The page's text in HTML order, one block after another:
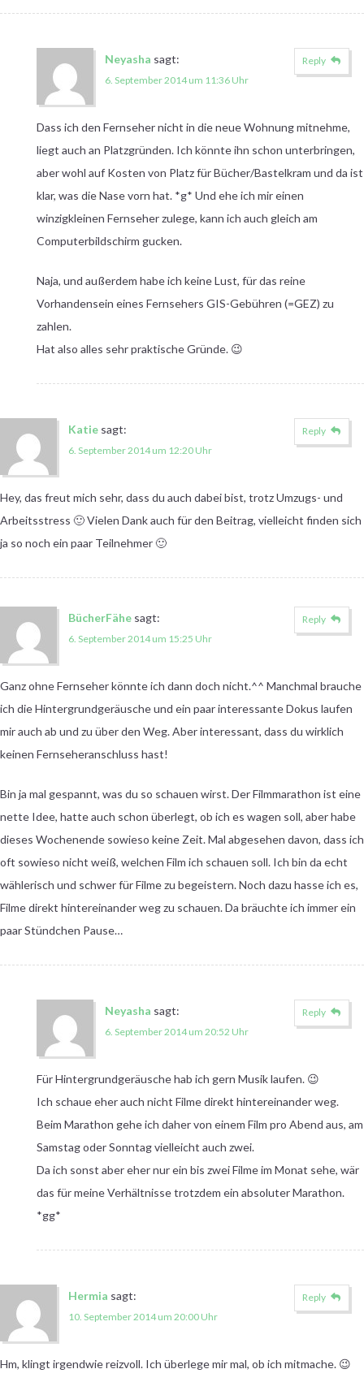
Neyasha sagt:
6. September 2014 um 11:36 Uhr
Dass ich den Fernseher nicht in die neue Wohnung mitnehme,
liegt auch an Platzgründen. Ich könnte ihn schon unterbringen,
aber wohl auf Kosten von Platz für Bücher/Bastelkram und da ist
klar, was die Nase vorn hat. *g* Und ehe ich mir einen
winzigkleinen Fernseher zulege, kann ich auch gleich am
Computerbildschirm gucken.
Naja, und außerdem habe ich keine Lust, für das reine
Vorhandensein eines Fernsehers GIS-Gebühren (=GEZ) zu
zahlen.
Hat also alles sehr praktische Gründe. 😉
Reply
Katie sagt:
6. September 2014 um 12:20 Uhr
Hey, das freut mich sehr, dass du auch dabei bist, trotz Umzugs- und
Arbeitsstress 🙂 Vielen Dank auch für den Beitrag, vielleicht finden sich
ja so noch ein paar Teilnehmer 🙂
Reply
BücherFähe sagt:
6. September 2014 um 15:25 Uhr
Ganz ohne Fernseher könnte ich dann doch nicht.^^ Manchmal brauche
ich die Hintergrundgeräusche und ein paar interessante Dokus laufen
mir auch ab und zu über den Weg. Aber interessant, dass du wirklich
keinen Fernseheranschluss hast!
Bin ja mal gespannt, was du so schauen wirst. Der Filmmarathon ist eine
nette Idee, hatte auch schon überlegt, ob ich es wagen soll, aber habe
dieses Wochenende sowieso keine Zeit. Mal abgesehen davon, dass ich
oft sowieso nicht weiß, welchen Film ich schauen soll. Ich bin da echt
wählerisch und schwer für Filme zu begeistern. Noch dazu hasse ich es,
Filme direkt hintereinander weg zu schauen. Da bräuchte ich immer ein
paar Stündchen Pause…
Reply
Neyasha sagt:
6. September 2014 um 20:52 Uhr
Für Hintergrundgeräusche hab ich gern Musik laufen. 😉
Ich schaue eher auch nicht Filme direkt hintereinander weg.
Beim Marathon gehe ich daher von einem Film pro Abend aus, am
Samstag oder Sonntag vielleicht auch zwei.
Da ich sonst aber eher nur ein bis zwei Filme im Monat sehe, wär
das für meine Verhältnisse trotzdem ein absoluter Marathon.
*gg*
Reply
Hermia sagt:
10. September 2014 um 20:00 Uhr
Hm, klingt irgendwie reizvoll. Ich überlege mir mal, ob ich mitmache. 😉
Reply